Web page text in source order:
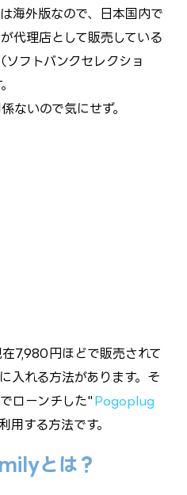
海外版なので、日本国内で
代理店として販売している
フトバンクセレクショ
ないので気にせず。
7,980円ほどで販売されて
入れる方法があります。そ
ローンチした"Pogoplug
用する方法です。
とは？